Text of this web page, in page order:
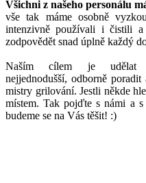
Všichni z našeho personálu
vše tak máme osobně
intenzivně používali i čistili
zodpovědět snad úplně každý
Naším cílem je
nejjednodušší, odborně
mistry grilování. Jestli někde
místem. Tak pojďte s námi a
budeme se na Vás těšit! :)